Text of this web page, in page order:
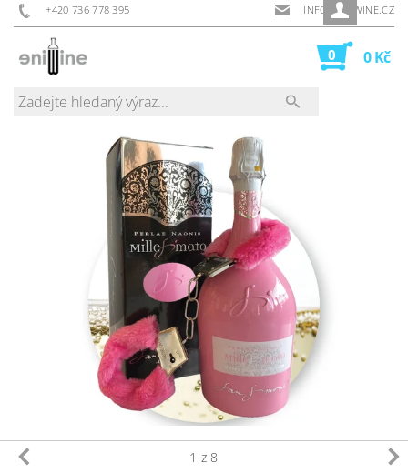
+420 736 778 395 INFO@ENIWINE.CZ
0 0 Kč
1 z 8